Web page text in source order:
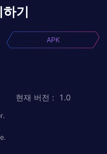
기
APK
현재 버전 : 1.0